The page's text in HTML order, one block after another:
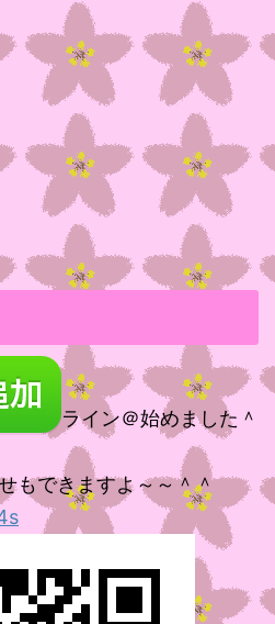
ライン＠始めました＾
もできますよ～～＾＾